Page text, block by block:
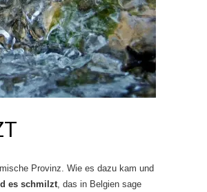
Provinz. Wie es dazu kam und
es schmilzt, das in Belgien sage